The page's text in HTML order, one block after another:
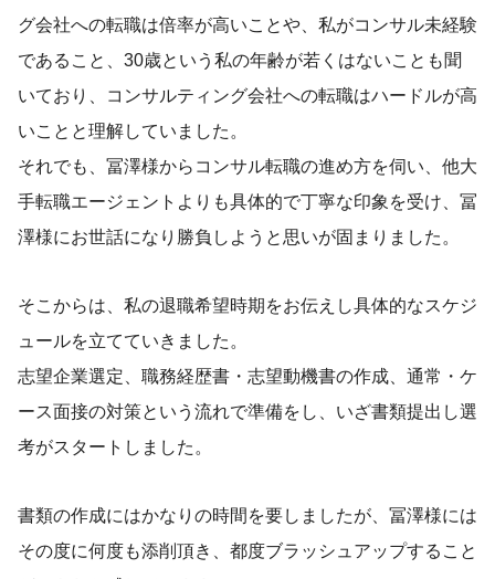
グ会社への転職は倍率が高いことや、私がコンサル未経験
であること、30歳という私の年齢が若くはないことも聞
いており、コンサルティング会社への転職はハードルが高
いことと理解していました。
それでも、冨澤様からコンサル転職の進め方を伺い、他大
手転職エージェントよりも具体的で丁寧な印象を受け、冨
澤様にお世話になり勝負しようと思いが固まりました。
そこからは、私の退職希望時期をお伝えし具体的なスケジ
ュールを立てていきました。
志望企業選定、職務経歴書・志望動機書の作成、通常・ケ
ース面接の対策という流れで準備をし、いざ書類提出し選
考がスタートしました。
書類の作成にはかなりの時間を要しましたが、冨澤様には
その度に何度も添削頂き、都度ブラッシュアップすること